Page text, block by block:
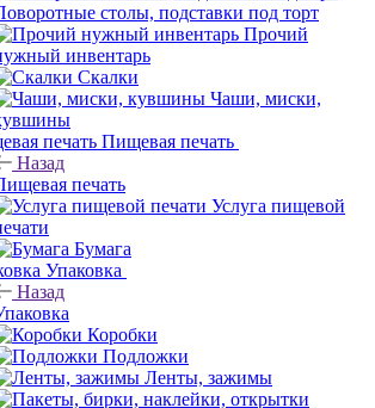
столы, подставки под торт
Прочий
инвентарь
Скалки
Чаши, миски,
Пищевая печать
Назад
печать
Услуга пищевой
Бумага
Упаковка
Назад
Коробки
Подложки
Ленты, зажимы